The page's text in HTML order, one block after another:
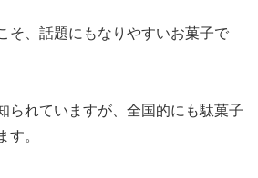
そ、話題にもなりやすいお菓子で
られていますが、全国的にも駄菓子
す。